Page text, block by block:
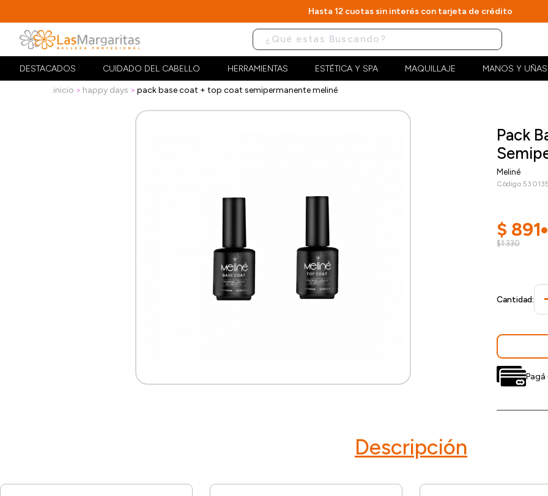
Hasta 12 cuotas sin interés con tarjeta de crédito
DESTACADOS CUIDADO DEL CABELLO HERRAMIENTAS ESTÉTICA Y SPA MAQUILLAJE MANOS Y UÑAS
inicio happy days pack base coat + top coat semipermanente meliné
Pack
Meliné
Código
$1.330
$ 891
Cantidad:
Descripción